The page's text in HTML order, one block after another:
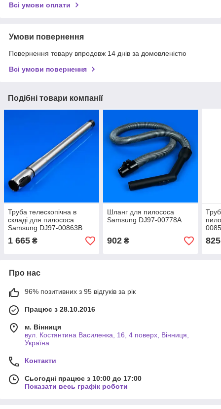
Всі умови оплати
Умови повернення
Повернення товару впродовж 14 днів за домовленістю
Всі умови повернення
Подібні товари компанії
Труба телескопічна в
складі для пилососа
Samsung DJ97-00863B
1 665 ₴
Шланг для пилососа
Samsung DJ97-00778A
902₴ 825
Про нас
96% позитивних з 95 відгуків за рік
Працює з 28.10.2016
м. Вінниця
вул. Костянтина Василенка, 16, 4 поверх, Вінниця,
Україна
Контакти
Сьогодні працює з 10:00 до 17:00
Показати весь графік роботи